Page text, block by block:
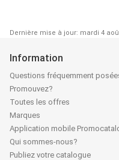
Dernière mise à jour: mardi 4
Information
Questions fréquemment
Promouvez?
Toutes les offres
Marques
Application mobile
Qui sommes-nous?
Publiez votre catalogue